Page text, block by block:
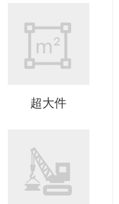
超大件